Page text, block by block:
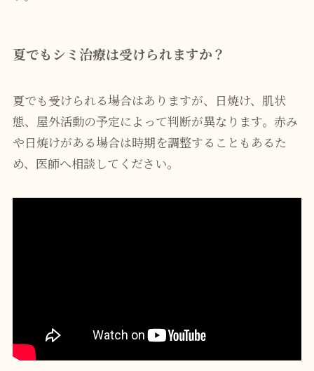
夏でもシミ治療は受けられますか？
夏でも受けられる場合はありますが、日焼け、肌状
態、屋外活動の予定によって判断が異なります。赤み
や日焼けがある場合は時期を調整することもあるた
め、医師へ相談してください。